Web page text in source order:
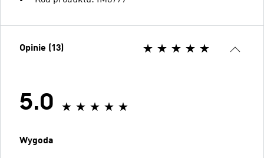
Opinie (13)
5.0
Wygoda